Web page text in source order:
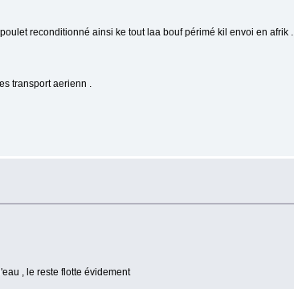
reconditionné ainsi ke tout laa bouf périmé kil envoi en afrik .
transport aerienn .
, le reste flotte évidement